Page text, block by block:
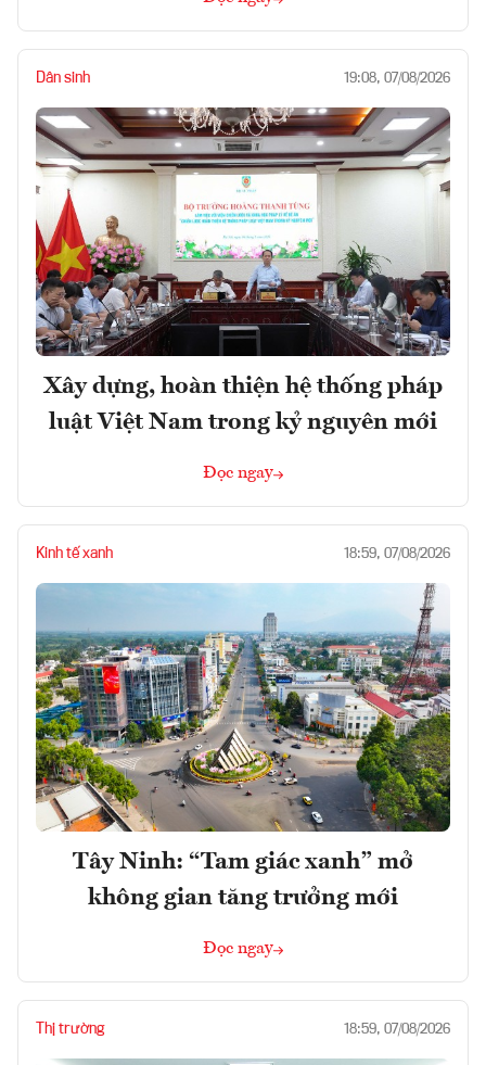
Dân sinh 19:08, 07/08/2026
Xây dựng, hoàn thiện hệ thống pháp
luật Việt Nam trong kỷ nguyên mới
Đọc ngay
Kinh tế xanh 18:59, 07/08/2026
Tây Ninh: “Tam giác xanh” mở
không gian tăng trưởng mới
Đọc ngay
Thị trường 18:59, 07/08/2026